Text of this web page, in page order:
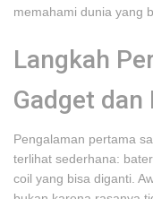
memahami dunia yang
Langkah
Gadget dan
Pengalaman pertama
terlihat sederhana:
coil yang bisa diganti.